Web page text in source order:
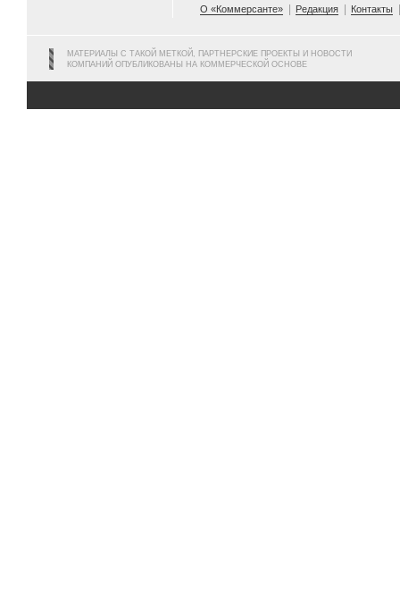
О «Коммерсанте»
Редакция Контакты
МАТЕРИАЛЫ С ТАКОЙ МЕТКОЙ, ПАРТНЕРСКИЕ ПРОЕКТЫ И НОВОСТИ
КОМПАНИЙ ОПУБЛИКОВАНЫ НА КОММЕРЧЕСКОЙ ОСНОВЕ